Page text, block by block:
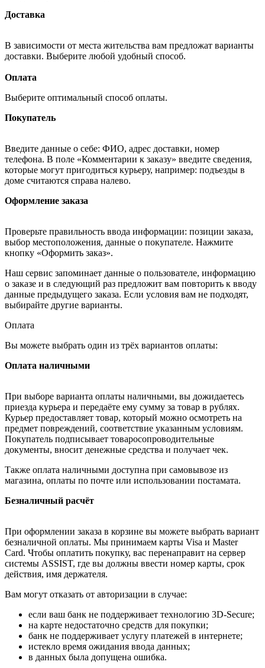
Доставка
В зависимости от места жительства вам предложат варианты
доставки. Выберите любой удобный способ.
Оплата
Выберите оптимальный способ оплаты.
Покупатель
Введите данные о себе: ФИО, адрес доставки, номер
телефона. В поле «Комментарии к заказу» введите сведения,
которые могут пригодиться курьеру, например: подъезды в
доме считаются справа налево.
Оформление заказа
Проверьте правильность ввода информации: позиции заказа,
выбор местоположения, данные о покупателе. Нажмите
кнопку «Оформить заказ».
Наш сервис запоминает данные о пользователе, информацию
о заказе и в следующий раз предложит вам повторить к вводу
данные предыдущего заказа. Если условия вам не подходят,
выбирайте другие варианты.
Оплата
Вы можете выбрать один из трёх вариантов оплаты:
Оплата наличными
При выборе варианта оплаты наличными, вы дожидаетесь
приезда курьера и передаёте ему сумму за товар в рублях.
Курьер предоставляет товар, который можно осмотреть на
предмет повреждений, соответствие указанным условиям.
Покупатель подписывает товаросопроводительные
документы, вносит денежные средства и получает чек.
Также оплата наличными доступна при самовывозе из
магазина, оплаты по почте или использовании постамата.
Безналичный расчёт
При оформлении заказа в корзине вы можете выбрать вариант
безналичной оплаты. Мы принимаем карты Visa и Master
Card. Чтобы оплатить покупку, вас перенаправит на сервер
системы ASSIST, где вы должны ввести номер карты, срок
действия, имя держателя.
Вам могут отказать от авторизации в случае:
если ваш банк не поддерживает технологию 3D-Secure;
на карте недостаточно средств для покупки;
банк не поддерживает услугу платежей в интернете;
истекло время ожидания ввода данных;
в данных была допущена ошибка.